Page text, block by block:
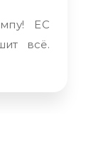
всё.